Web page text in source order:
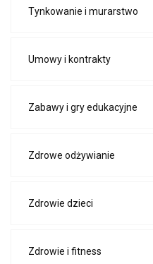
Tynkowanie i murarstwo
Umowy i kontrakty
Zabawy i gry edukacyjne
Zdrowe odżywianie
Zdrowie dzieci
Zdrowie i fitness